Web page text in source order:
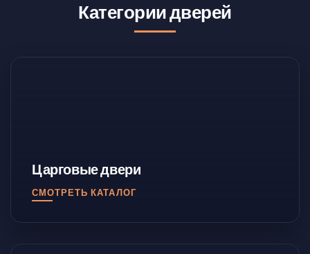
Категории дверей
Царговые двери
СМОТРЕТЬ КАТАЛОГ